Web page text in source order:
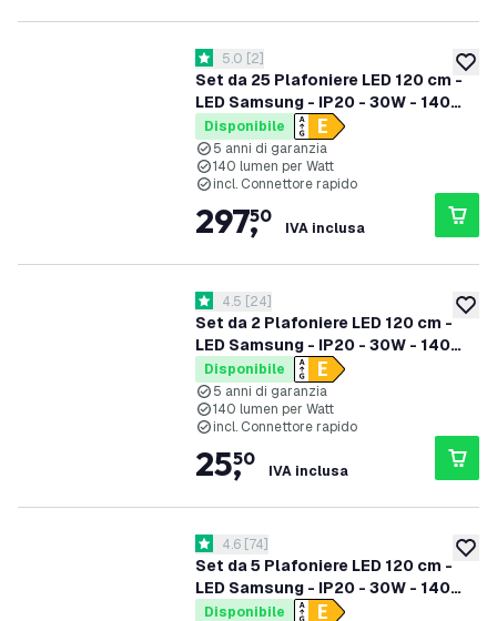
Set da 25 Plafoniere LED 120 cm -
LED Samsung - IP20 - 30W - 140
lm/W - 4000K - 5 anni di garanzia
apri il cassetto delle recensioni
5 stelle di valutazione
5.0 [2]
Disponibile
5 anni di garanzia
140 lumen per Watt
incl. Connettore rapido
297,
50
IVA inclusa
Set da 2 Plafoniere LED 120 cm -
LED Samsung - IP20 - 30W - 140
lm/W - 6500K - 5 anni di garanzia
apri il cassetto delle recensioni
4.5 stelle di valutazione
4.5 [24]
Disponibile
5 anni di garanzia
140 lumen per Watt
incl. Connettore rapido
25,
50
IVA inclusa
Set da 5 Plafoniere LED 120 cm -
LED Samsung - IP20 - 30W - 140
lm/W - 6500K - 5 anni di garanzia
apri il cassetto delle recensioni
4.6 stelle di valutazione
4.6 [74]
Disponibile